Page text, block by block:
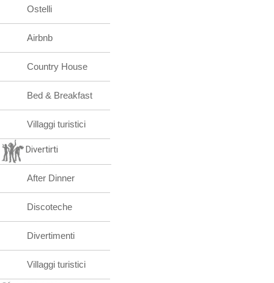
Ostelli
Airbnb
Country House
Bed & Breakfast
Villaggi turistici
Divertirti
After Dinner
Discoteche
Divertimenti
Villaggi turistici